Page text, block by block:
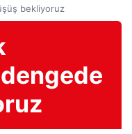
bekliyoruz
dengede